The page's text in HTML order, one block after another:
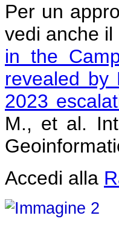
Per un
vedi anche
in the
revealed by
2023
M., et al.
Accedi alla